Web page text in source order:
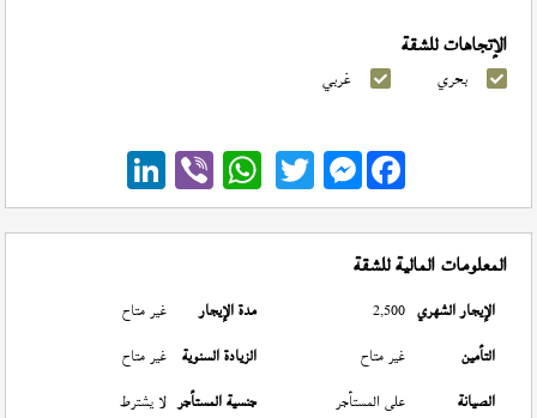
الإتجاهات للشقة
بحري غربي
Messenger
المعلومات المالية للشقة
الإيجار الشهري 2,500 مدة الإيجار
غير متاح
التأمين
غير متاح الزيادة السنوية غير متاح
الصيانة
على المستأجر جنسية المستأجر لا يشترط